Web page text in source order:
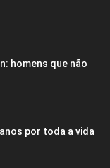
homens que não
por toda a vida